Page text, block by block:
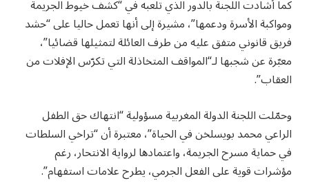
كما أشادت اللجنة بالدور الذي تلعبه في “كشف خيوط الجريمة
ومواكبة الأسرة ودعمها”، مشيرة إلى أنها تعمل حاليا على “حشد
فريق قانوني متفق عليه من طرف العائلة لتمثيلها قضائيا”،
معبّرة عن شجبها لـ“المواقف المتخاذلة التي تكرّس الإفلات من
العقاب”.
وحمّلت اللجنة الدولة المغربية مسؤولية “انتهاك حق الطفل
الراعي محمد بويسلخن في الحياة”، معتبرة أن “تراخي السلطات
في حماية مسرح الجريمة، واعتمادها لرواية الانتحار، رغم
مؤشرات قوية على الفعل الجرمي، يطرح علامات استفهام”.